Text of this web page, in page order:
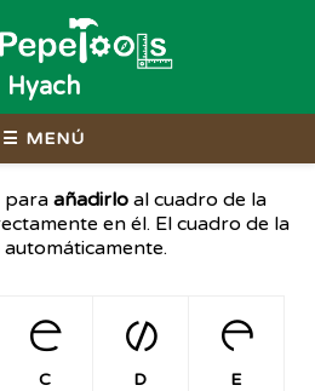
Hyach
☰ MENÚ
para añadirlo al cuadro de la
en él. El cuadro de la
C
C
D
D
E
E